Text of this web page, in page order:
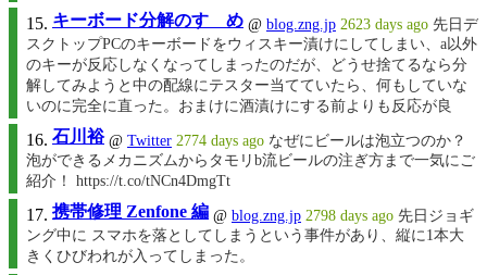
キーボード分解のすゝめ @ blog.zng.jp 2623 days ago 先日デ
スクトップPCのキーボードをウィスキー漬けにしてしまい、a以外
のキーが反応しなくなってしまったのだが、どうせ捨てるなら分
解してみようと中の配線にテスター当てていたら、何もしていな
いのに完全に直った。おまけに酒漬けにする前よりも反応が良
石川裕 @ Twitter 2774 days ago なぜにビールは泡立つのか？
泡ができるメカニズムからタモリb流ビールの注ぎ方まで一気にご
紹介！ https://t.co/tNCn4DmgTt
携帯修理 Zenfone 編 @ blog.zng.jp 2798 days ago 先日ジョギ
ング中に スマホを落としてしまうという事件があり、縦に1本大
きくひびわれが入ってしまった。